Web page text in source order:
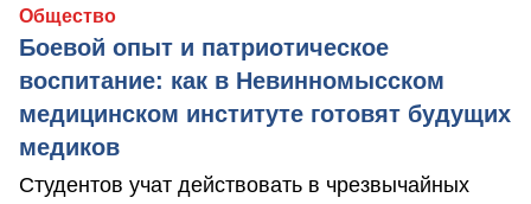
Общество
Боевой опыт и патриотическое
воспитание: как в Невинномысском
медицинском институте готовят будущих
медиков
Студентов учат действовать в чрезвычайных